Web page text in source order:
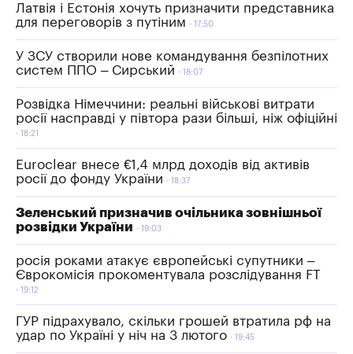
Латвія і Естонія хочуть призначити представника
для переговорів з путіним
17:50
У ЗСУ створили нове командування безпілотних
систем ППО – Сирський
18:07
Розвідка Німеччини: реальні військові витрати
росії насправді у півтора рази більші, ніж офіційні
18:21
Euroclear внесе €1,4 млрд доходів від активів
росії до фонду України
18:37
Зеленський призначив очільника зовнішньої
розвідки України
19:03
росія роками атакує європейські супутники –
Єврокомісія прокоментувала розслідування FT
19:12
ГУР підрахувало, скільки грошей втратила рф на
удар по Україні у ніч на 3 лютого
19:45